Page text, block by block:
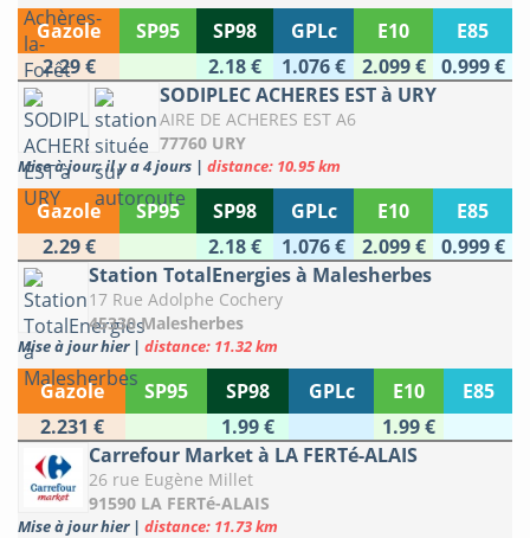
Gazole SP95 SP98 GPLc E10
E85
2.29 €
2.18 € 1.076 € 2.099 €
0.999 €
SODIPLEC ACHERES EST à URY
AIRE DE ACHERES EST A6
77760 URY
Mise à jour: il y a 4 jours | distance: 10.95 km
Gazole SP95 SP98 GPLc E10
E85
2.29 €
2.18 € 1.076 € 2.099 €
0.999 €
Station TotalEnergies à Malesherbes
17 Rue Adolphe Cochery
45330 Malesherbes
Mise à jour hier | distance: 11.32 km
Gazole SP95 SP98 GPLc E10
E85
2.231 €
1.99 €
1.99 €
Carrefour Market à LA FERTé-ALAIS
26 rue Eugène Millet
91590 LA FERTé-ALAIS
Mise à jour hier | distance: 11.73 km